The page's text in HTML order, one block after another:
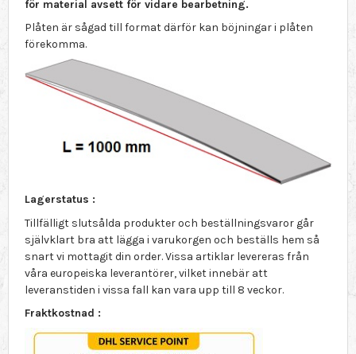
för material avsett för vidare bearbetning.
Plåten är sågad till format därför kan böjningar i plåten
förekomma.
Lagerstatus :
Tillfälligt slutsålda produkter och beställningsvaror går
självklart bra att lägga i varukorgen och beställs hem så
snart vi mottagit din order. Vissa artiklar levereras från
våra europeiska leverantörer, vilket innebär att
leveranstiden i vissa fall kan vara upp till 8 veckor.
Fraktkostnad :